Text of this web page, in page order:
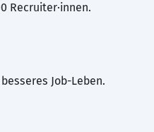
Recruiter·innen.
Job-Leben.